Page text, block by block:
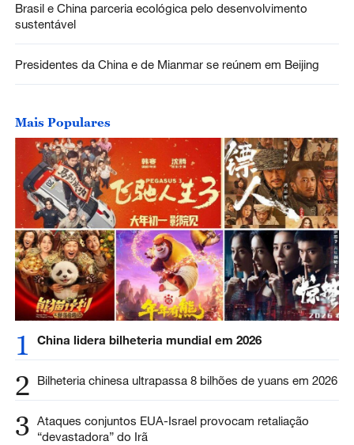
Brasil e China parceria ecológica pelo desenvolvimento
sustentável
Presidentes da China e de Mianmar se reúnem em Beijing
Mais Populares
1 China lidera bilheteria mundial em 2026
2 Bilheteria chinesa ultrapassa 8 bilhões de yuans em 2026
3 Ataques conjuntos EUA-Israel provocam retaliação
“devastadora” do Irã